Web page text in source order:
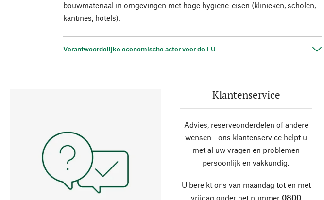
bouwmateriaal in omgevingen met hoge hygiëne-eisen (klinieken, scholen,
kantines, hotels).
Verantwoordelijke economische actor voor de EU
Klantenservice
Advies, reserveonderdelen of andere
wensen - ons klantenservice helpt u
met al uw vragen en problemen
persoonlijk en vakkundig.
U bereikt ons van maandag tot en met
vrijdag onder het nummer 0800